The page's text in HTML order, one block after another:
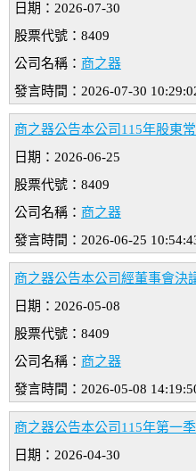
日期：2026-07-30
股票代號：8409
公司名稱： 商之器
發言時間：2026-07-30
商之器公告本公司115年股東
日期：2026-06-25
股票代號：8409
公司名稱： 商之器
發言時間：2026-06-25
商之器公告本公司經董事會決
日期：2026-05-08
股票代號：8409
公司名稱： 商之器
發言時間：2026-05-08
商之器公告本公司115年第一
日期：2026-04-30